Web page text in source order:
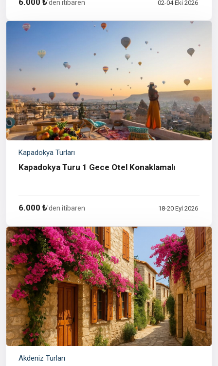
6.000 ₺'den itibaren 02-04 Eki 2026
Kapadokya Turları
Kapadokya Turu 1 Gece Otel Konaklamalı
6.000 ₺'den itibaren 18-20 Eyl 2026
Akdeniz Turları